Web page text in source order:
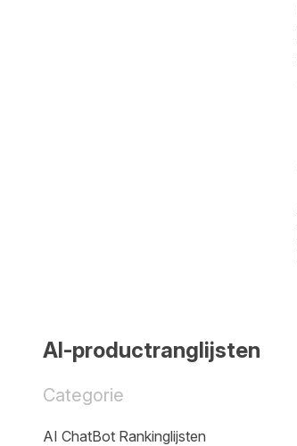
AI-productranglijsten
Categorie
AI ChatBot Rankinglijsten